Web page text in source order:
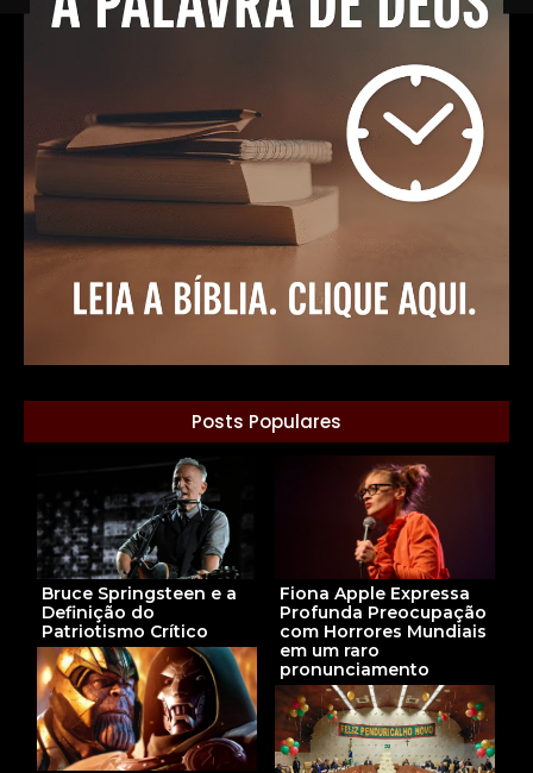
Posts Populares
Bruce Springsteen e a
Definição do
Patriotismo Crítico
Fiona Apple Expressa
Profunda Preocupação
com Horrores Mundiais
em um raro
pronunciamento